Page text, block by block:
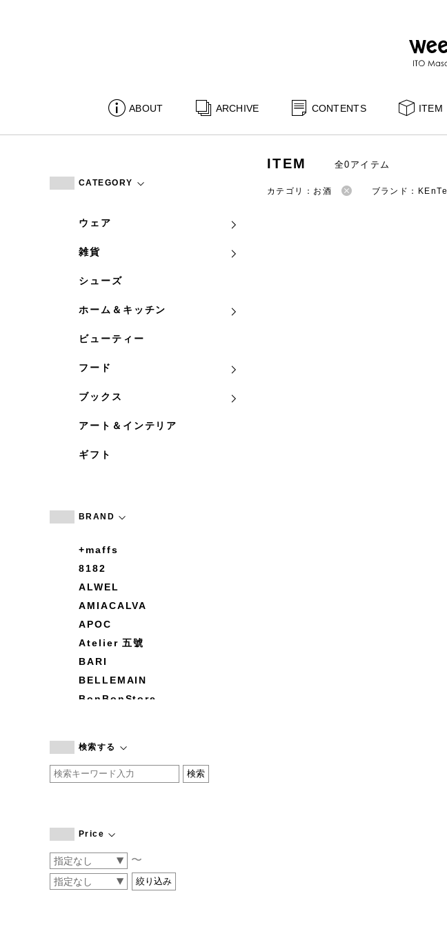
ABOUT ARCHIVE CONTENTS ITEM
CATEGORY
ウェア
雑貨
シューズ
ホーム＆キッチン
ビューティー
フード
ブックス
アート＆インテリア
ギフト
BRAND
+maffs
8182
ALWEL
AMIACALVA
APOC
Atelier 五號
BARI
BELLEMAIN
BonBonStore
by basics
CATWORTH
COGTHEBIGSMOKE
CONVERSE
DEAN & DELUCA
検索する
Price
〜
ITEM 全0アイテム
カテゴリ：お酒 ブランド：KEnTe